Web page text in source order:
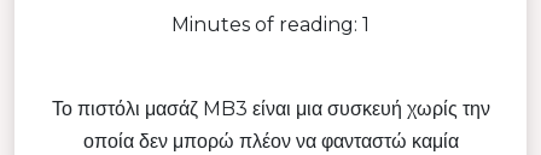
Minutes of reading: 1
Το πιστόλι μασάζ MB3 είναι μια συσκευή χωρίς την
οποία δεν μπορώ πλέον να φανταστώ καμία